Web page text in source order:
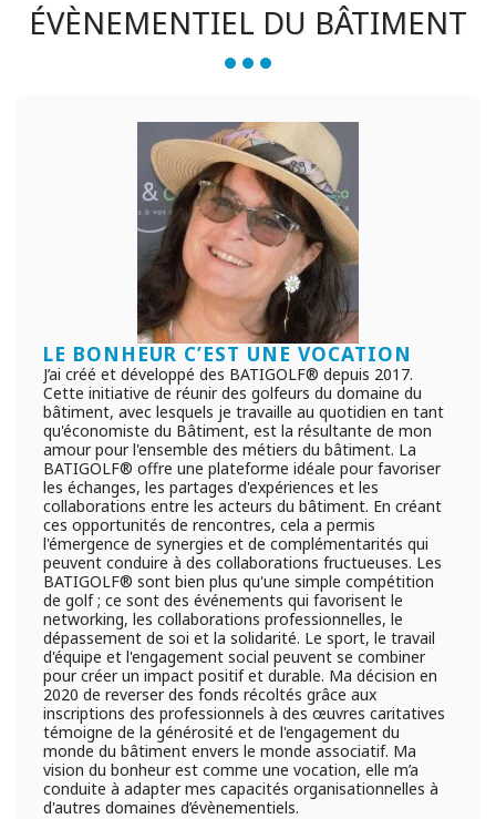
ÉVÈNEMENTIEL DU BÂTIMENT
LE BONHEUR C’EST UNE VOCATION
J’ai créé et développé des BATIGOLF® depuis 2017.
Cette initiative de réunir des golfeurs du domaine du
bâtiment, avec lesquels je travaille au quotidien en tant
qu'économiste du Bâtiment, est la résultante de mon
amour pour l'ensemble des métiers du bâtiment. La
BATIGOLF® offre une plateforme idéale pour favoriser
les échanges, les partages d'expériences et les
collaborations entre les acteurs du bâtiment. En créant
ces opportunités de rencontres, cela a permis
l'émergence de synergies et de complémentarités qui
peuvent conduire à des collaborations fructueuses. Les
BATIGOLF® sont bien plus qu'une simple compétition
de golf ; ce sont des événements qui favorisent le
networking, les collaborations professionnelles, le
dépassement de soi et la solidarité. Le sport, le travail
d'équipe et l'engagement social peuvent se combiner
pour créer un impact positif et durable. Ma décision en
2020 de reverser des fonds récoltés grâce aux
inscriptions des professionnels à des œuvres caritatives
témoigne de la générosité et de l'engagement du
monde du bâtiment envers le monde associatif. Ma
vision du bonheur est comme une vocation, elle m’a
conduite à adapter mes capacités organisationnelles à
d'autres domaines d’évènementiels.